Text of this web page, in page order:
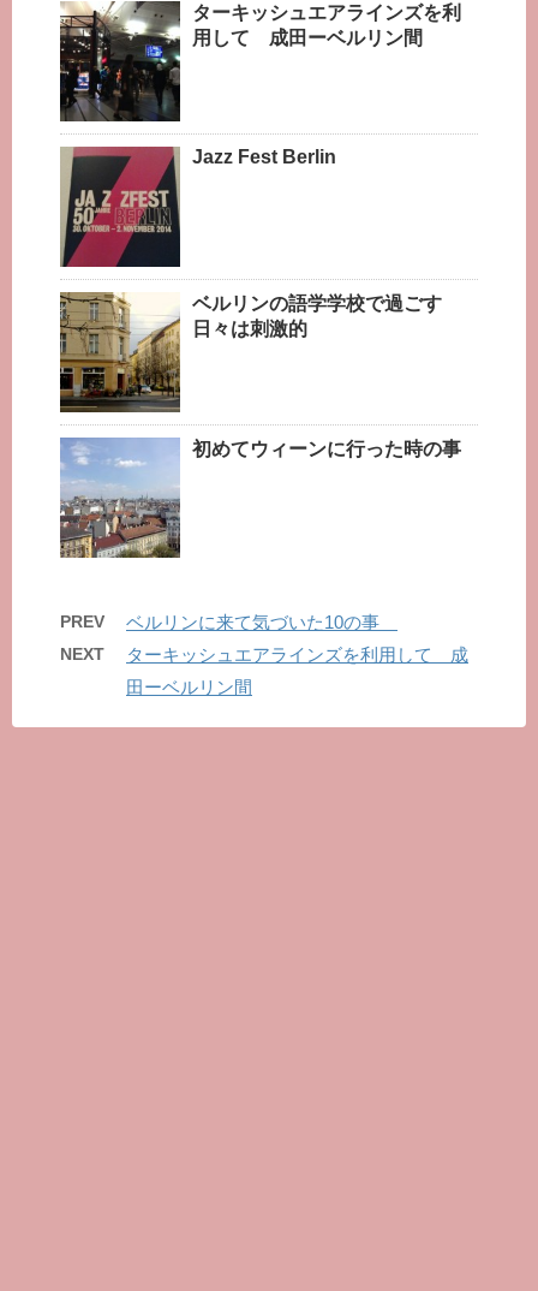
ターキッシュエアラインズを利
用して 成田ーベルリン間
Jazz Fest Berlin
ベルリンの語学学校で過ごす
日々は刺激的
初めてウィーンに行った時の事
PREV ベルリンに来て気づいた10の事
NEXT
ターキッシュエアラインズを利用して 成
田ーベルリン間